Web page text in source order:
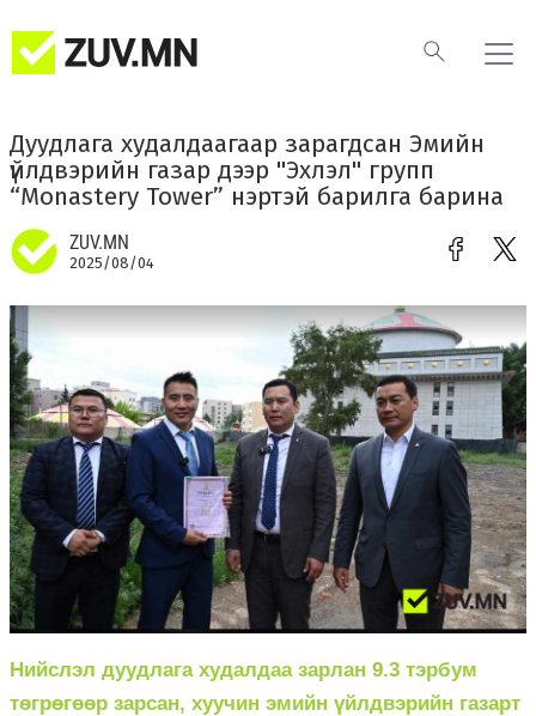
Дуудлага худалдаагаар зарагдсан Эмийн
үйлдвэрийн газар дээр "Эхлэл" групп
“Monastery Tower” нэртэй барилга барина
ZUV.MN
2025/08/04
Нийслэл дуудлага худалдаа зарлан 9.3 тэрбум
төгрөгөөр зарсан, хуучин эмийн үйлдвэрийн газарт